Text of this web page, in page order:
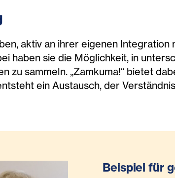
aktiv an ihrer eigenen
haben sie die Möglichkeit, in
zu sammeln. „Zamkuma!“ bietet
ein Austausch, der
Beispiel für